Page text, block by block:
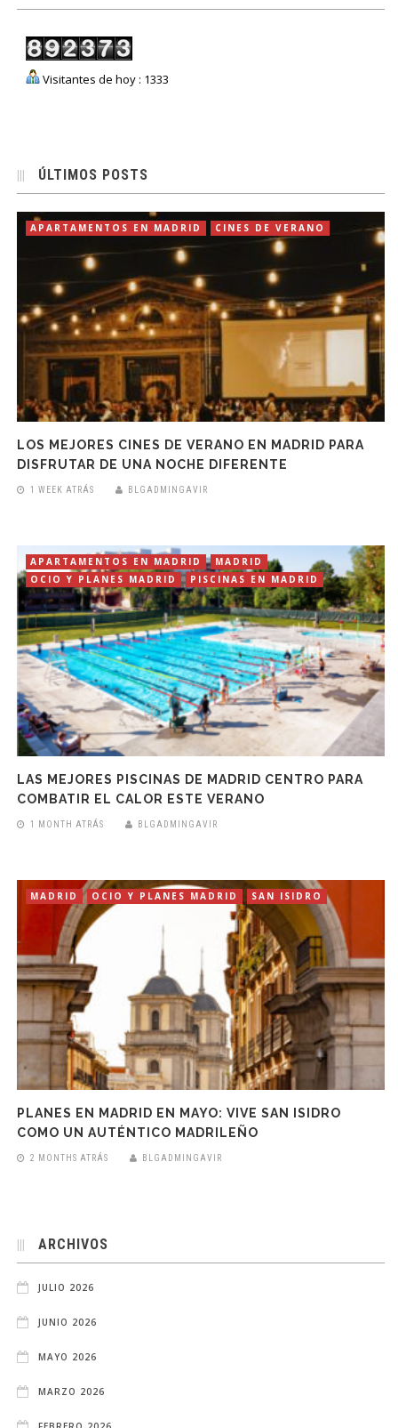
Visitantes de hoy : 1333
ÚLTIMOS POSTS
APARTAMENTOS EN MADRID CINES DE VERANO
LOS MEJORES CINES DE VERANO EN MADRID PARA
DISFRUTAR DE UNA NOCHE DIFERENTE
1 WEEK ATRÁS BLGADMINGAVIR
APARTAMENTOS EN MADRID
MADRID
OCIO Y PLANES MADRID
PISCINAS EN MADRID
LAS MEJORES PISCINAS DE MADRID CENTRO PARA
COMBATIR EL CALOR ESTE VERANO
1 MONTH ATRÁS BLGADMINGAVIR
MADRID OCIO Y PLANES MADRID SAN ISIDRO
PLANES EN MADRID EN MAYO: VIVE SAN ISIDRO
COMO UN AUTÉNTICO MADRILEÑO
2 MONTHS ATRÁS BLGADMINGAVIR
ARCHIVOS
JULIO 2026
JUNIO 2026
MAYO 2026
MARZO 2026